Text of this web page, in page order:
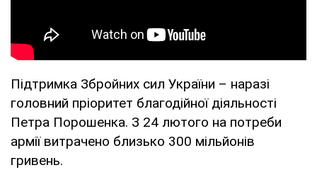
Підтримка Збройних сил України – наразі
головний пріоритет благодійної діяльності
Петра Порошенка. З 24 лютого на потреби
армії витрачено близько 300 мільйонів
гривень.